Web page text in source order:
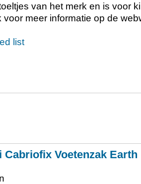
van het merk en is voor
voor meer informatie op de
list
Cabriofix Voetenzak Earth